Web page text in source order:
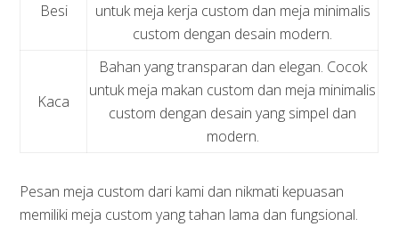
Besi
untuk meja kerja custom dan meja minimalis
custom dengan desain modern.
Kaca
Bahan yang transparan dan elegan. Cocok
untuk meja makan custom dan meja minimalis
custom dengan desain yang simpel dan
modern.
Pesan meja custom dari kami dan nikmati kepuasan
memiliki meja custom yang tahan lama dan fungsional.